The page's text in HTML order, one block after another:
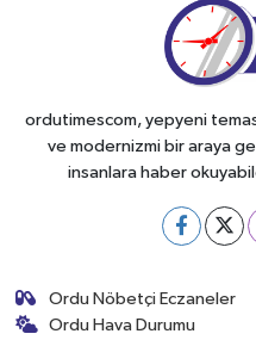
ordutimescom, yepyeni
ve modernizmi bir araya
insanlara haber
Ordu Nöbetçi Eczaneler
Ordu Hava Durumu